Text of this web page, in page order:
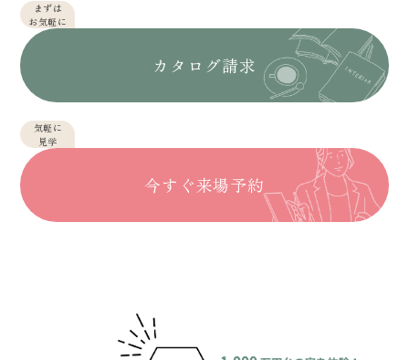
まずは
お気軽に
カタログ請求
気軽に
見学
今すぐ来場予約